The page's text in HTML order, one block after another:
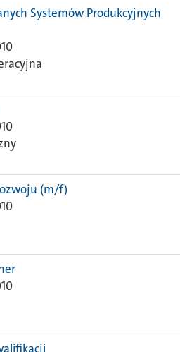
Systemów Produkcyjnych
(m/f)